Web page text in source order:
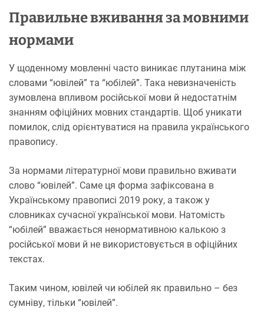
Правильне вживання за мовними
нормами
У щоденному мовленні часто виникає плутанина між
словами “ювілей” та “юбілей”. Така невизначеність
зумовлена впливом російської мови й недостатнім
знанням офіційних мовних стандартів. Щоб уникати
помилок, слід орієнтуватися на правила українського
правопису.
За нормами літературної мови правильно вживати
слово “ювілей”. Саме ця форма зафіксована в
Українському правописі 2019 року, а також у
словниках сучасної української мови. Натомість
“юбілей” вважається ненормативною калькою з
російської мови й не використовується в офіційних
текстах.
Таким чином, ювілей чи юбілей як правильно – без
сумніву, тільки “ювілей”.